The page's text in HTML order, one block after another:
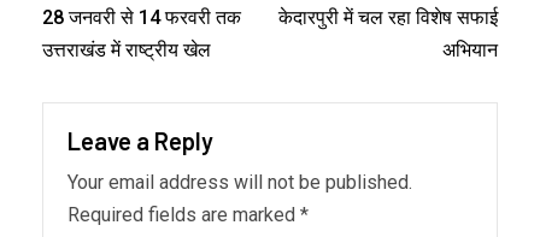
28 जनवरी से 14 फरवरी तक
उत्तराखंड में राष्ट्रीय खेल
केदारपुरी में चल रहा विशेष सफाई
अभियान
Leave a Reply
Your email address will not be published.
Required fields are marked *